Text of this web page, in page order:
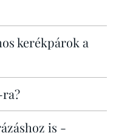
kerékpárok a
is -